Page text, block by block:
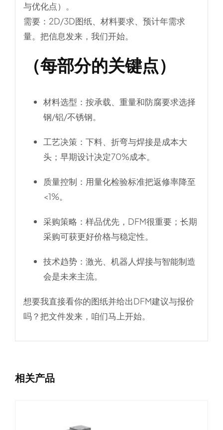
与优化点）。
需要：2D/3D图纸、材料要求、预计年需求
量。把信息发来，我们开始。
（每部分的关键点）
材料选型 ：按承载、重量和防腐要求选择
钢/铝/不锈钢。
工艺决策 ：下料、折弯与焊接是成本大
头；早期设计决定70%成本。
质量控制 ：用量化检验标准把返修率降至
<1%。
采购策略 ：样品优先，DFM很重要；长期
采购可获更好价格与稳定性。
技术趋势：激光、机器人焊接与智能制造
会是未来主流。
想要我直接看你的图纸并给出DFM建议与报价
吗？把文件发来，咱们马上开始。
相关产品